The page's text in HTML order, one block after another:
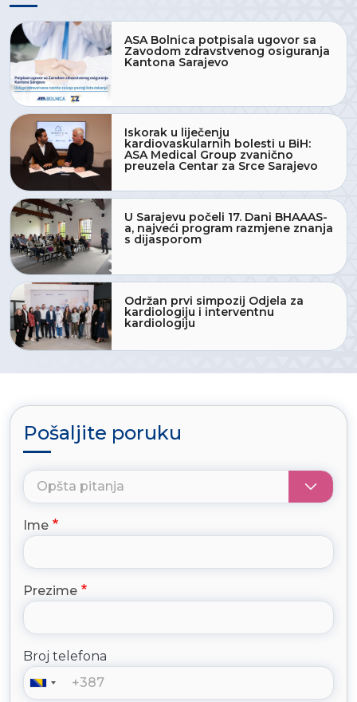
ASA Bolnica potpisala ugovor sa
Zavodom zdravstvenog osiguranja
Kantona Sarajevo
Iskorak u liječenju
kardiovaskularnih bolesti u BiH:
ASA Medical Group zvanično
preuzela Centar za Srce Sarajevo
U Sarajevu počeli 17. Dani BHAAAS-
a, najveći program razmjene znanja
s dijasporom
Održan prvi simpozij Odjela za
kardiologiju i interventnu
kardiologiju
Pošaljite poruku
Ime
Prezime
Broj telefona